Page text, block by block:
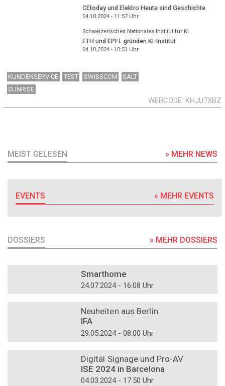
CEtoday und Elektro Heute sind Geschichte
04.10.2024 - 11:57Uhr
Schweizerisches Nationales Institut für KI
ETH und EPFL gründen KI-Institut
04.10.2024 - 10:51 Uhr
KUNDENSERVICE TEST SWISSCOM
SALT
SUNRISE
WEBCODE KHJU7XBZ
MEIST GELESEN » MEHR NEWS
EVENTS » MEHR EVENTS
DOSSIERS » MEHR DOSSIERS
Smarthome
24.07.2024 - 16:08 Uhr
Neuheiten aus Berlin
IFA
29.05.2024 - 08:00 Uhr
Digital Signage und Pro-AV
ISE 2024 in Barcelona
04.03.2024 - 17:50 Uhr